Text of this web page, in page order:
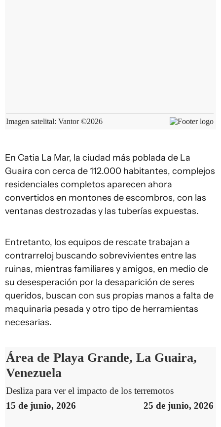
En Catia La Mar, la ciudad más poblada de La
Guaira con cerca de 112.000 habitantes, complejos
residenciales completos aparecen ahora
convertidos en montones de escombros, con las
ventanas destrozadas y las tuberías expuestas.
Entretanto, los equipos de rescate trabajan a
contrarreloj buscando sobrevivientes entre las
ruinas, mientras familiares y amigos, en medio de
su desesperación por la desaparición de seres
queridos, buscan con sus propias manos a falta de
maquinaria pesada y otro tipo de herramientas
necesarias.